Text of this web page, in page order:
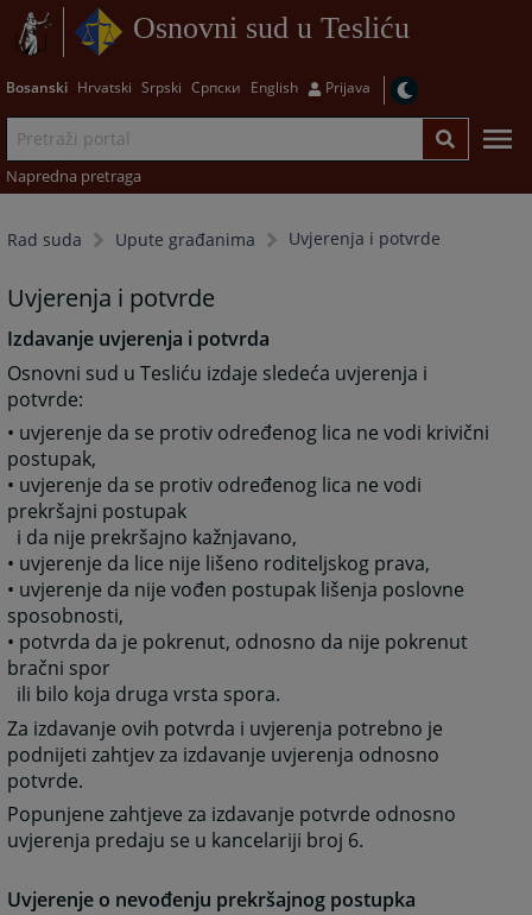
Osnovni sud u Tesliću
Bosanski Hrvatski Srpski Српски English Prijava
Napredna pretraga
Rad suda Upute građanima Uvjerenja i potvrde
Uvjerenja i potvrde
Izdavanje uvjerenja i potvrda
Osnovni sud u Tesliću izdaje sledeća uvjerenja i
potvrde:
• uvjerenje da se protiv određenog lica ne vodi krivični
postupak,
• uvjerenje da se protiv određenog lica ne vodi
prekršajni postupak
i da nije prekršajno kažnjavano,
• uvjerenje da lice nije lišeno roditeljskog prava,
• uvjerenje da nije vođen postupak lišenja poslovne
sposobnosti,
• potvrda da je pokrenut, odnosno da nije pokrenut
bračni spor
ili bilo koja druga vrsta spora.
Za izdavanje ovih potvrda i uvjerenja potrebno je
podnijeti zahtjev za izdavanje uvjerenja odnosno
potvrde.
Popunjene zahtjeve za izdavanje potvrde odnosno
uvjerenja predaju se u kancelariji broj 6.
Uvjerenje o nevođenju prekršajnog postupka